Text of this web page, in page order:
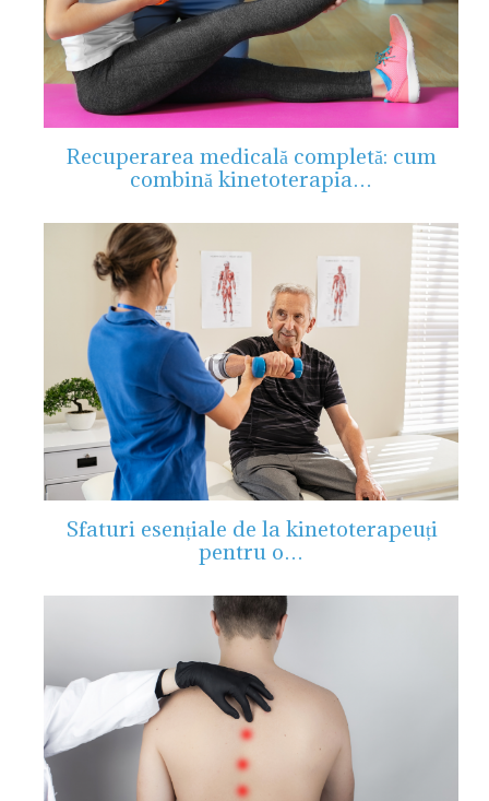
Recuperarea medicală completă: cum
combină kinetoterapia…
Sfaturi esențiale de la kinetoterapeuți
pentru o…